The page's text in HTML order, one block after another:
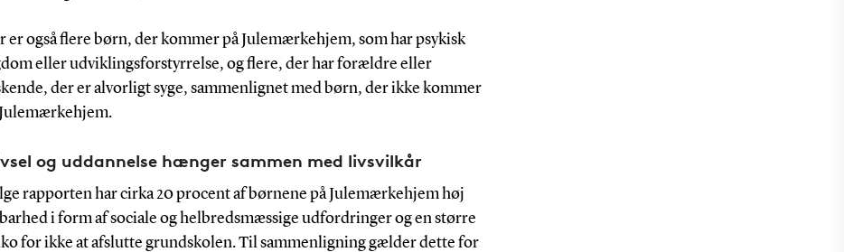
er også flere børn, der kommer på Julemærkehjem, som har psykisk
eller udviklingsforstyrrelse, og flere, der har forældre eller
der er alvorligt syge, sammenlignet med børn, der ikke kommer
og uddannelse hænger sammen med livsvilkår
rapporten har cirka 20 procent af børnene på Julemærkehjem høj
i form af sociale og helbredsmæssige udfordringer og en større
for ikke at afslutte grundskolen. Til sammenligning gælder dette for